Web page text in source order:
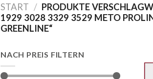
START / PRODUKTE
1929 3028 3329 3529 METO
GREENLINE“
NACH PREIS FILTERN